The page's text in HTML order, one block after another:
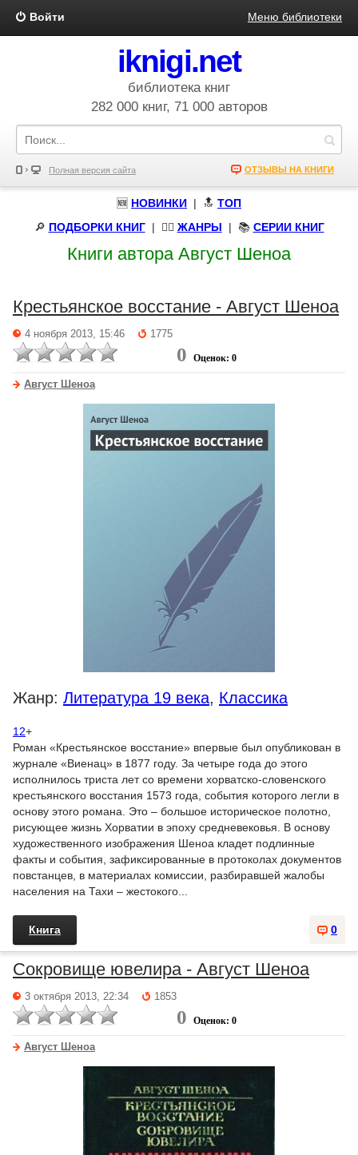
Войти Меню библиотеки
iknigi.net
библиотека книг
282 000 книг, 71 000 авторов
Полная версия сайта ОТЗЫВЫ НА КНИГИ
🆕 НОВИНКИ | 🔝 ТОП
🔎 ПОДБОРКИ КНИГ| 🧝‍♀️ ЖАНРЫ | 📚 СЕРИИ КНИГ
Книги автора Август Шеноа
Крестьянское восстание - Август Шеноа
4 ноября 2013, 15:46 1775
0 Оценок: 0
Август Шеноа
Жанр: Литература 19 века, Классика
12+
Роман «Крестьянское восстание» впервые был опубликован в
журнале «Виенац» в 1877 году. За четыре года до этого
исполнилось триста лет со времени хорватско-словенского
крестьянского восстания 1573 года, события которого легли в
основу этого романа. Это – большое историческое полотно,
рисующее жизнь Хорватии в эпоху средневековья. В основу
художественного изображения Шеноа кладет подлинные
факты и события, зафиксированные в протоколах документов
повстанцев, в материалах комиссии, разбиравшей жалобы
населения на Тахи – жестокого...
0
Книга
Сокровище ювелира - Август Шеноа
3 октября 2013, 22:34 1853
0 Оценок: 0
Август Шеноа